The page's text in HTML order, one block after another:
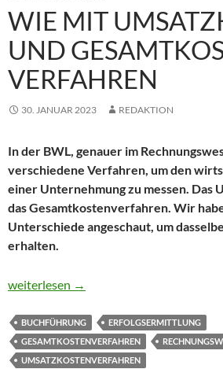
WIE MIT
UND
VERFAHREN
30. JANUAR 2023 REDAKTION
In der BWL, genauer im
verschiedene Verfahren, um den
einer Unternehmung zu messen. Das
das Gesamtkostenverfahren. Wir
Unterschiede angeschaut, um
erhalten.
Wie mit Umsatzkosten und
weiterlesen →
BUCHFÜHRUNG
ERFOLGSERMITTLUNG
GESAMTKOSTENVERFAHREN
UMSATZKOSTENVERFAHREN